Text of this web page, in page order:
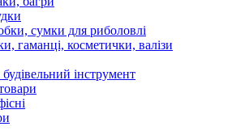
сумки для риболовлі
гаманці, косметички, валізи
інструмент